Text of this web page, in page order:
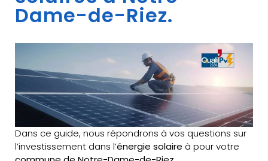
Dame-de-Riez.
Dans ce guide, nous répondrons à vos questions sur
l’investissement dans l’énergie solaire à pour votre